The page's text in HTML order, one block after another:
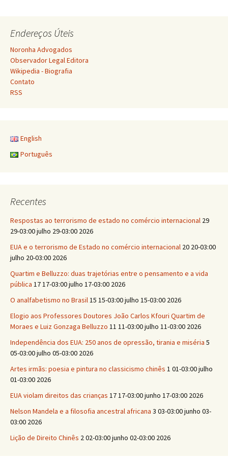
posts
Endereços Úteis
Noronha Advogados
Observador Legal Editora
Wikipedia - Biografia
Contato
RSS
English
Português
Recentes
Respostas ao terrorismo de estado no comércio internacional 29
29-03:00 julho 29-03:00 2026
EUA e o terrorismo de Estado no comércio internacional 20 20-03:00
julho 20-03:00 2026
Quartim e Belluzzo: duas trajetórias entre o pensamento e a vida
pública 17 17-03:00 julho 17-03:00 2026
O analfabetismo no Brasil15 15-03:00 julho 15-03:00 2026
Elogio aos Professores Doutores João Carlos Kfouri Quartim de
Moraes e Luiz Gonzaga Belluzzo 11 11-03:00 julho 11-03:00 2026
Independência dos EUA: 250 anos de opressão, tirania e miséria 5
05-03:00 julho 05-03:00 2026
Artes irmãs: poesia e pintura no classicismo chinês 1 01-03:00 julho
01-03:00 2026
EUA violam direitos das crianças 17 17-03:00 junho 17-03:00 2026
Nelson Mandela e a filosofia ancestral africana 3 03-03:00 junho 03-
03:00 2026
Lição de Direito Chinês 2 02-03:00 junho 02-03:00 2026